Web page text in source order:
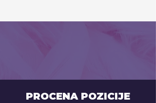
PROCENA POZICIJE